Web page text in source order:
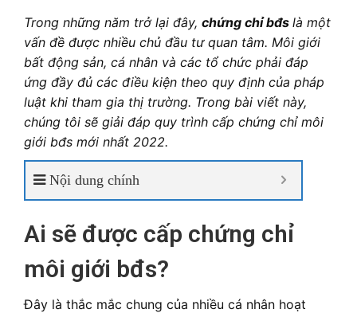
Trong những năm trở lại đây, chứng chỉ bđs là một
vấn đề được nhiều chủ đầu tư quan tâm. Môi giới
bất động sản, cá nhân và các tổ chức phải đáp
ứng đầy đủ các điều kiện theo quy định của pháp
luật khi tham gia thị trường. Trong bài viết này,
chúng tôi sẽ giải đáp quy trình cấp chứng chỉ môi
giới bđs mới nhất 2022.
Nội dung chính
Ai sẽ được cấp chứng chỉ
môi giới bđs?
Đây là thắc mắc chung của nhiều cá nhân hoạt